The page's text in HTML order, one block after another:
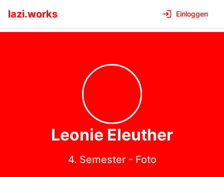
lazi.works Einloggen
Leonie Eleuther
4. Semester- Foto